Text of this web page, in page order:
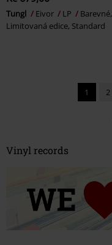
Tungl Eivor LP
Barevné,
Limitovaná edice, Standard
1 2
Vinyl records